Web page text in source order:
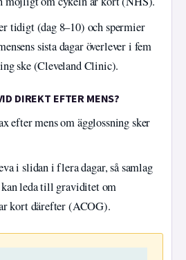
tidigt (dag 8–10) och spermier
sista dagar överlever i fem
ske (Cleveland Clinic).
DIREKT EFTER MENS?
efter mens om ägglossning sker
i slidan i flera dagar, så samlag
kan leda till graviditet om
kort därefter (ACOG).